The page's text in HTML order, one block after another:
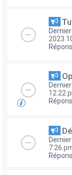
2023
12:22
7:26